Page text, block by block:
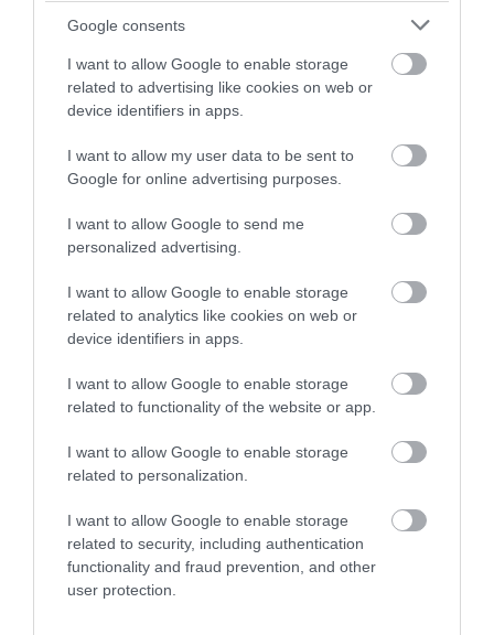
Google consents
I want to allow Google to enable storage
related to advertising like cookies on web or
device identifiers in apps.
I want to allow my user data to be sent to
Google for online advertising purposes.
I want to allow Google to send me
personalized advertising.
I want to allow Google to enable storage
related to analytics like cookies on web or
device identifiers in apps.
I want to allow Google to enable storage
related to functionality of the website or app.
I want to allow Google to enable storage
related to personalization.
I want to allow Google to enable storage
related to security, including authentication
functionality and fraud prevention, and other
user protection.
Így verik át az autóvásárlókat
Időarányosan megnövekedett az autóvásárlással kapcsolatos
fogyasztói panaszok száma, amelyek a szavatossági és jótállási